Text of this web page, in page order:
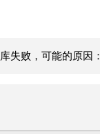
失败，可能的原因